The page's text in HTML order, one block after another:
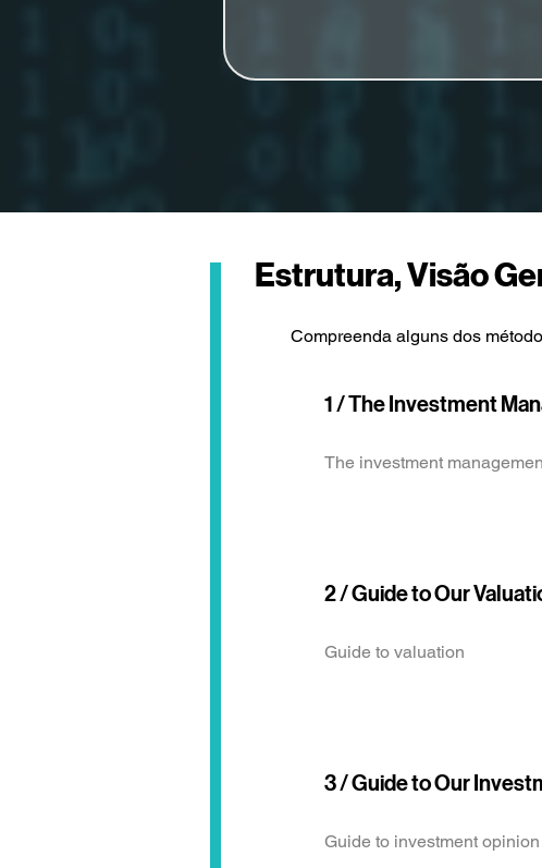
Compreenda alguns dos
Estrutura, Visão
1 / The Investment
The investment
2 / Guide to Our
Guide to valuation
3 / Guide to Our
Guide to investment opinion